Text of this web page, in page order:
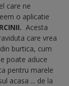
care ne
o aplicatie
. Acesta
care vrea
burtica, cum
poate aduce
pentru marele
acasa ... de la